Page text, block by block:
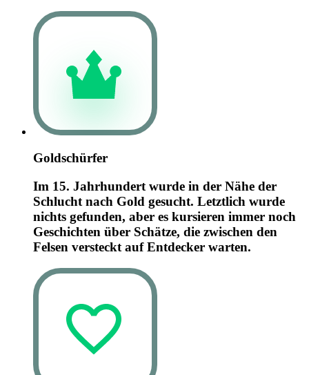
Goldschürfer
Im 15. Jahrhundert wurde in der Nähe der
Schlucht nach Gold gesucht. Letztlich wurde
nichts gefunden, aber es kursieren immer noch
Geschichten über Schätze, die zwischen den
Felsen versteckt auf Entdecker warten.